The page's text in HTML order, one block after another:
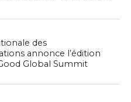
des
annonce l’édition
Global Summit